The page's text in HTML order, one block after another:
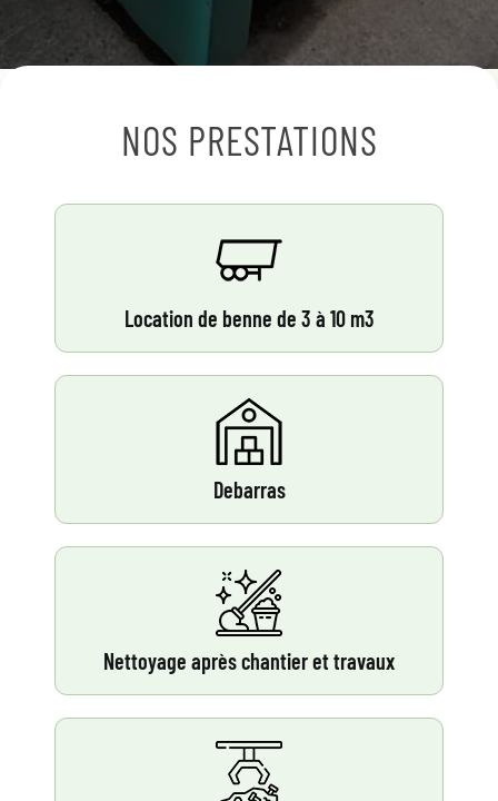
NOS PRESTATIONS
Location de benne de 3 à 10 m3
Debarras
Nettoyage après chantier et travaux